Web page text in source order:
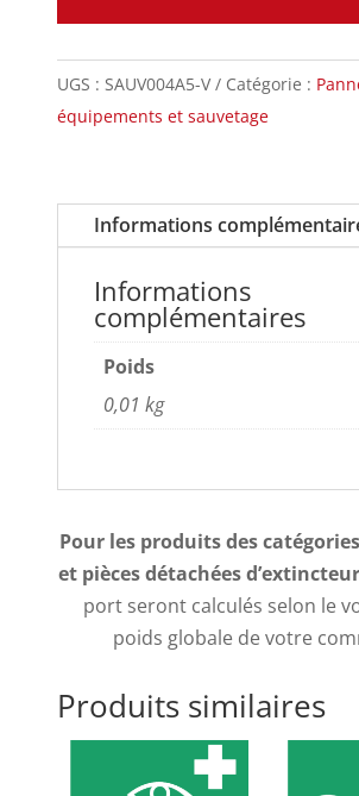
UGS : SAUV004A5-V Catégorie :
équipements et sauvetage
Informations
Informations
complémentaires
Poids
0,01 kg
Pour les produits des
et pièces détachées
port seront calculés selon le
poids globale de votre
Produits similaires